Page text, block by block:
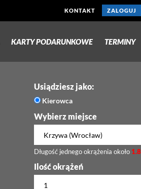
KONTAKT ZALOGUJ
KARTY PODARUNKOWE TERMINY
Usiądziesz jako:
Kierowca
Wybierz miejsce
Długość jednego okrążenia około 1.8
Ilość okrążeń